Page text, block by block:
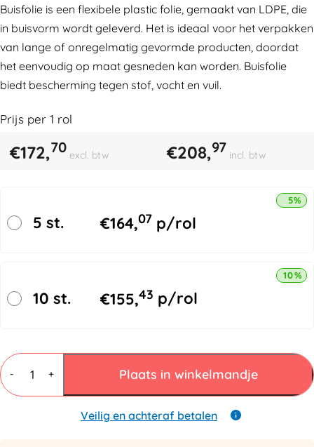
Buisfolie is een flexibele plastic folie, gemaakt van LDPE, die
in buisvorm wordt geleverd. Het is ideaal voor het verpakken
van lange of onregelmatig gevormde producten, doordat
het eenvoudig op maat gesneden kan worden. Buisfolie
biedt bescherming tegen stof, vocht en vuil.
Prijs per 1 rol
€172,70 excl. btw €208,97 incl. btw
5 st. €164,07 p/rol
5%
10 st. €155,43 p/rol
10%
-
Buisfolie
220mm
x
610mtr
+ Plaats in winkelmandje
Veilig en achteraf betalen